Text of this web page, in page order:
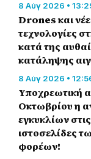
8 Αύγ 2026 •
Drones και
τεχνολογίες
κατά της
κατάληψης
8 Αύγ 2026 •
Υποχρεωτική
Οκτωβρίου η
εγκυκλίων στις
ιστοσελίδες
φορέων!